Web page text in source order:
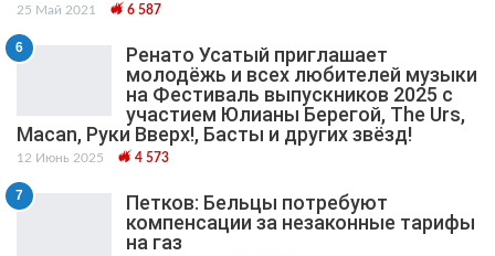
25 Май 2021 6 587
6
Ренато Усатый приглашает
молодёжь и всех любителей музыки
на Фестиваль выпускников 2025 с
участием Юлианы Берегой, The Urs,
Macan, Руки Вверх!, Басты и других звёзд!
12 Июнь 2025 4 573
7
Петков: Бельцы потребуют
компенсации за незаконные тарифы
на газ